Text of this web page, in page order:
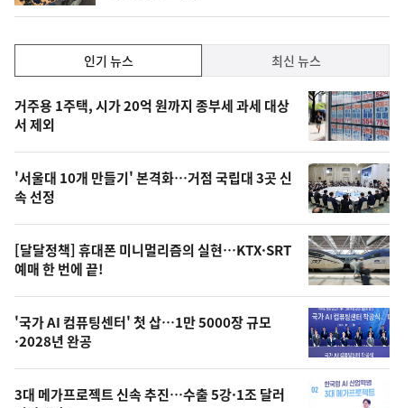
기,
최
신,
오
늘
의
영
상
오
의
인기 뉴스 최신 뉴스
기
뉴
스
거주용 1주택, 시가 20억 원까지 종부세 과세 대상
서 제외
'서울대 10개 만들기' 본격화…거점 국립대 3곳 신
속 선정
[달달정책] 휴대폰 미니멀리즘의 실현…KTX·SRT
예매 한 번에 끝!
'국가 AI 컴퓨팅센터' 첫 삽…1만 5000장 규모
·2028년 완공
3대 메가프로젝트 신속 추진…수출 5강·1조 달러